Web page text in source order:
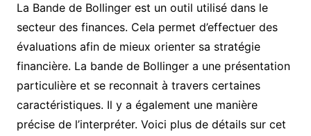
La Bande de Bollinger est un outil utilisé dans le
secteur des finances. Cela permet d’effectuer des
évaluations afin de mieux orienter sa stratégie
financière. La bande de Bollinger a une présentation
particulière et se reconnait à travers certaines
caractéristiques. Il y a également une manière
précise de l’interpréter. Voici plus de détails sur cet